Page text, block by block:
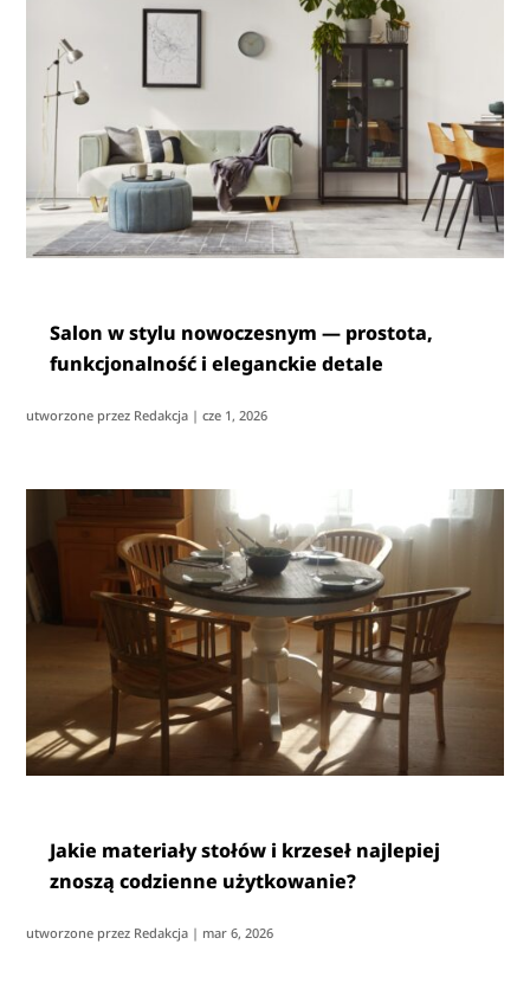
Salon w stylu nowoczesnym — prostota,
funkcjonalność i eleganckie detale
utworzone przez Redakcja |cze 1, 2026
Jakie materiały stołów i krzeseł najlepiej
znoszą codzienne użytkowanie?
utworzone przez Redakcja | mar 6, 2026